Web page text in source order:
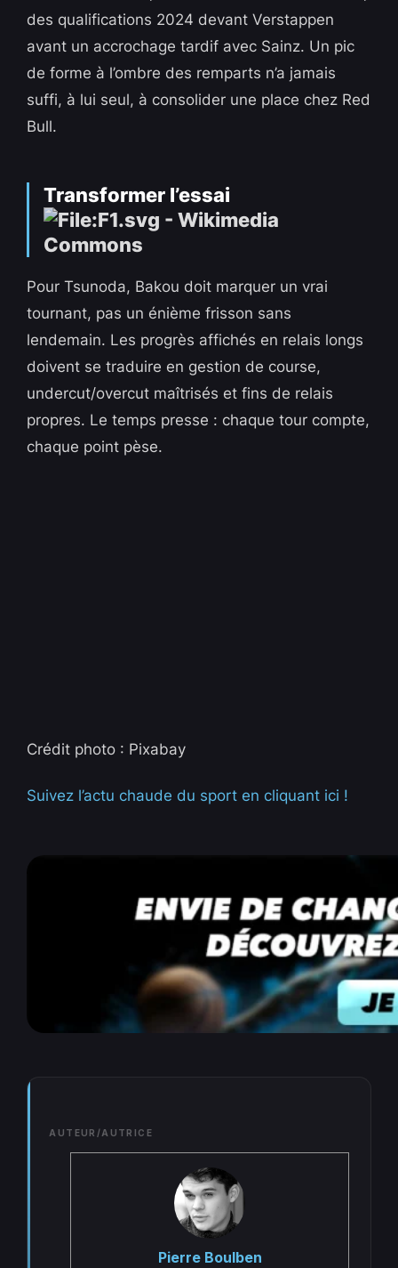
des qualifications 2024 devant Verstappen
avant un accrochage tardif avec Sainz. Un pic
de forme à l’ombre des remparts n’a jamais
suffi, à lui seul, à consolider une place chez Red
Bull.
Transformer l’essai
Pour Tsunoda, Bakou doit marquer un vrai
tournant, pas un énième frisson sans
lendemain. Les progrès affichés en relais longs
doivent se traduire en gestion de course,
undercut/overcut maîtrisés et fins de relais
propres. Le temps presse : chaque tour compte,
chaque point pèse.
Crédit photo : Pixabay
Suivez l’actu chaude du sport en cliquant ici !
AUTEUR/AUTRICE
Pierre Boulben